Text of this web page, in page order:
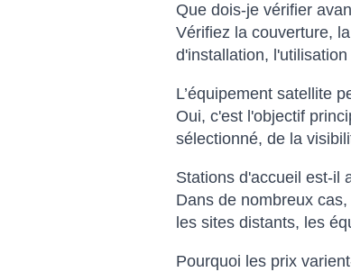
Que dois-je vérifier
Vérifiez la couverture,
d'installation,
L’équipement satellite
Oui, c'est l'objectif
sélectionné, de la
Stations d'accueil est-il
Dans de nombreux
les sites distants, les
Pourquoi les prix